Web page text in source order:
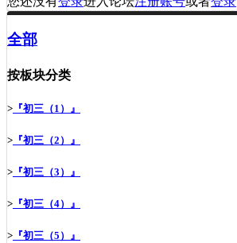
全部
按板块分类
> 『初三（1）』
> 『初三（2）』
> 『初三（3）』
> 『初三（4）』
> 『初三（5）』